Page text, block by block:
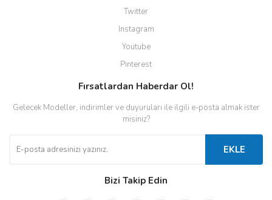
Twitter
Instagram
Youtube
Pinterest
Fırsatlardan Haberdar Ol!
Gelecek Modeller, indirimler ve duyuruları ile ilgili e-posta almak ister
misiniz?
EKLE
Bizi Takip Edin